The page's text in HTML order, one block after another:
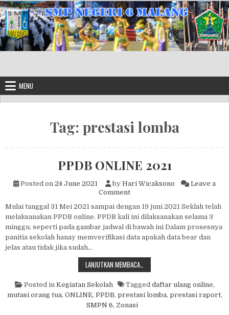
Skip to content
MENU
Tag: prestasi lomba
PPDB ONLINE 2021
Posted on 24 June 2021 by Hari Wicaksono
Leave a
Commenton PPDB ONLINE 2021
Mulai tanggal 31 Mei 2021 sampai dengan 19 juni 2021 Seklah telah
melaksanakan PPDB online. PPDB kali ini dilaksanakan selama 3
minggu, seperti pada gambar jadwal di bawah ini Dalam prosesnya
panitia sekolah hanay memverifikasi data apakah data bear dan
jelas atau tidak jika sudah…
LANJUTKAN MEMBACA…
Posted in Kegiatan Sekolah Tagged daftar ulang online,
mutasi orang tua, ONLINE, PPDB, prestasi lomba, prestasi raport,
SMPN 6, Zonasi